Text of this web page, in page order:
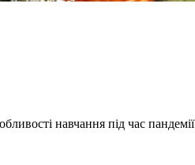
навчання під час пандемії